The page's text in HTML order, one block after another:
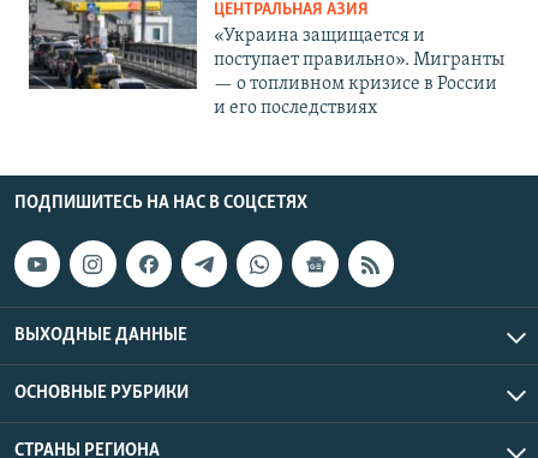
ЦЕНТРАЛЬНАЯ АЗИЯ
«Украина защищается и
поступает правильно». Мигранты
— о топливном кризисе в России
и его последствиях
ПОДПИШИТЕСЬ НА НАС В СОЦСЕТЯХ
ВЫХОДНЫЕ ДАННЫЕ
ОСНОВНЫЕ РУБРИКИ
СТРАНЫ РЕГИОНА